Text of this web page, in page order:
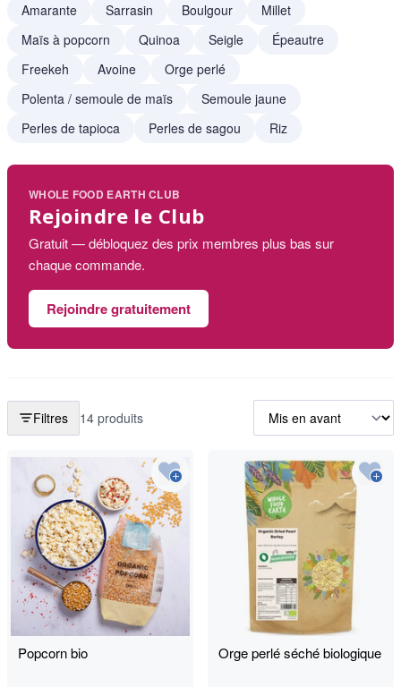
Amarante Sarrasin Boulgour
Millet
Maïs à popcorn
Quinoa Seigle
Épeautre
Freekeh
Avoine
Orge perlé
Polenta / semoule de maïs
Semoule jaune
Perles de tapioca
Perles de sagou Riz
WHOLE FOOD EARTH CLUB
Rejoindre le Club
Gratuit — débloquez des prix membres plus bas sur
chaque commande.
Rejoindre gratuitement
Filtres 14 produits
Popcorn bio Orge perlé séché biologique